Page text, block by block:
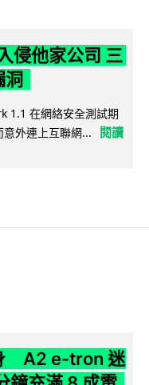
侵他家公司 三
1.1 在網絡安全測試期
外連上互聯網...
閱讀
A2 e-tron 迷